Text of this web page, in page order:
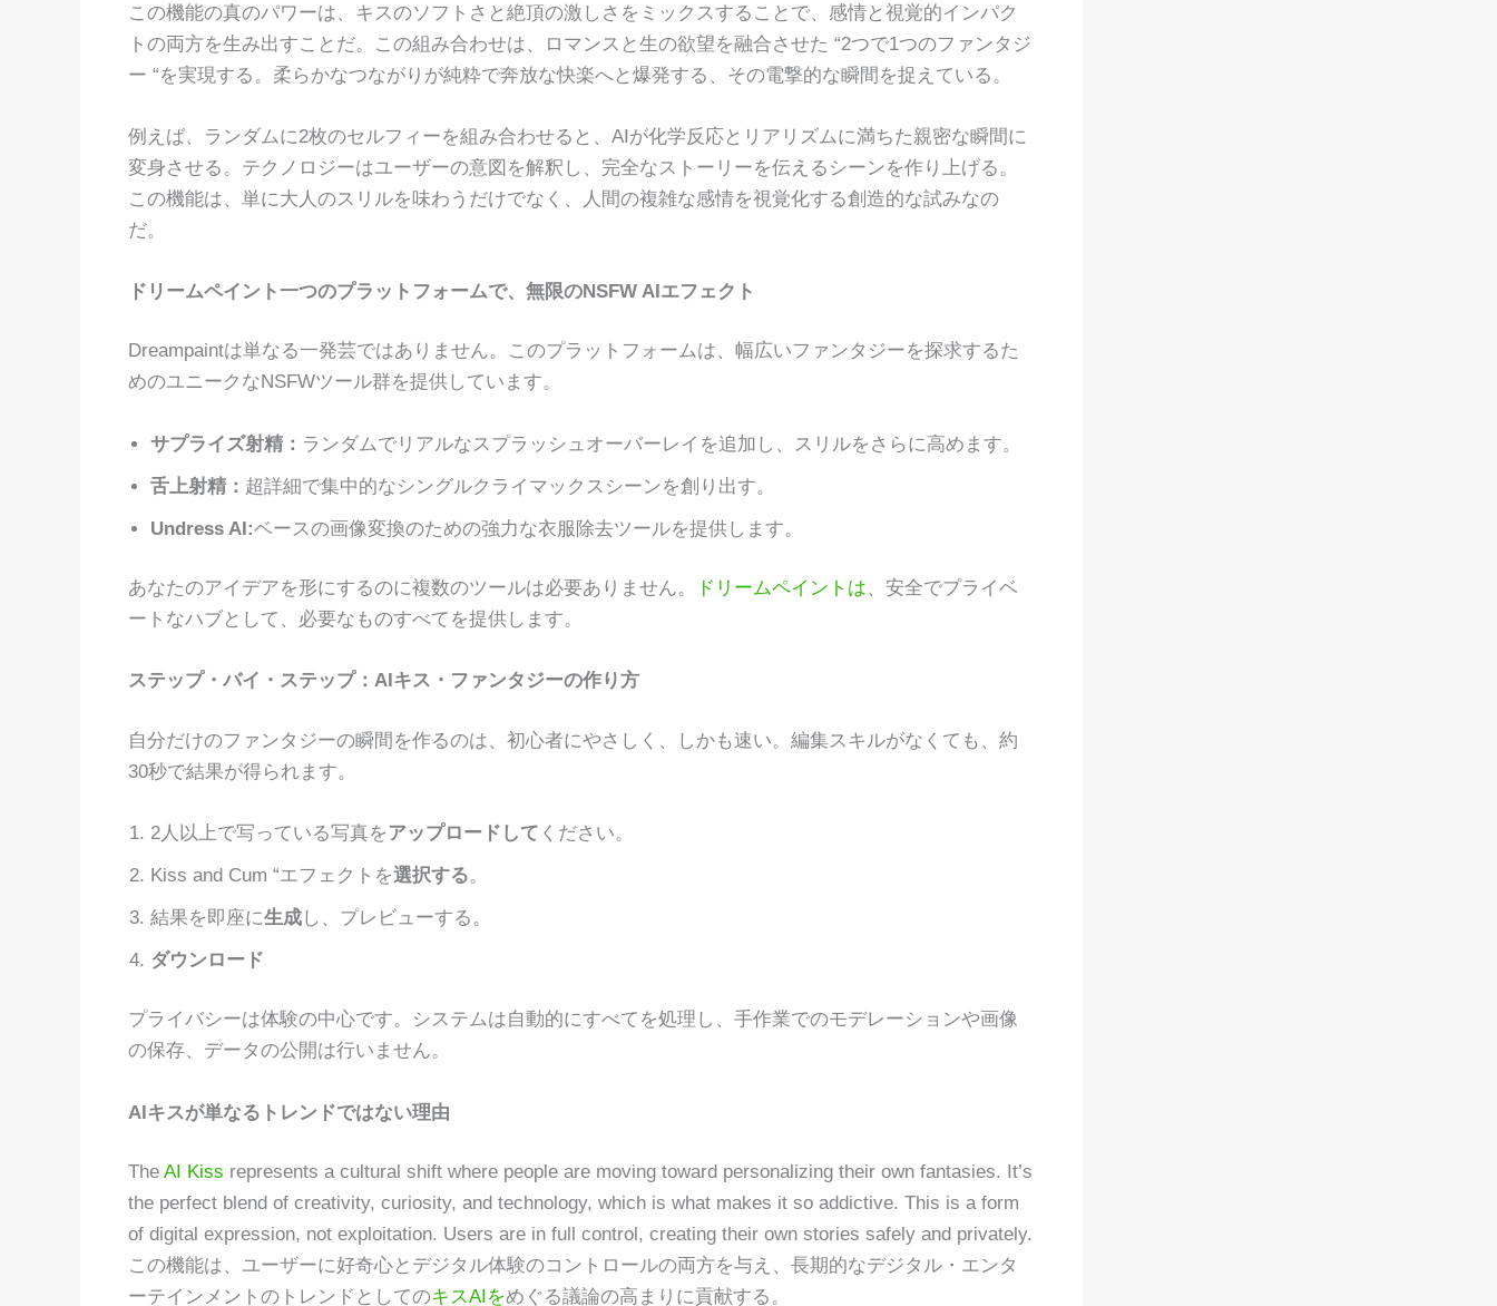
この機能の真のパワーは、キスのソフトさと絶頂の激しさをミックスすることで、感情と視覚的インパク
トの両方を生み出すことだ。この組み合わせは、ロマンスと生の欲望を融合させた “2つで1つのファンタジ
ー “を実現する。柔らかなつながりが純粋で奔放な快楽へと爆発する、その電撃的な瞬間を捉えている。
例えば、ランダムに2枚のセルフィーを組み合わせると、AIが化学反応とリアリズムに満ちた親密な瞬間に
変身させる。テクノロジーはユーザーの意図を解釈し、完全なストーリーを伝えるシーンを作り上げる。
この機能は、単に大人のスリルを味わうだけでなく、人間の複雑な感情を視覚化する創造的な試みなの
だ。
ドリームペイント一つのプラットフォームで、無限のNSFW AIエフェクト
Dreampaintは単なる一発芸ではありません。このプラットフォームは、幅広いファンタジーを探求するた
めのユニークなNSFWツール群を提供しています。
サプライズ射精： ランダムでリアルなスプラッシュオーバーレイを追加し、スリルをさらに高めます。
舌上射精： 超詳細で集中的なシングルクライマックスシーンを創り出す。
Undress AI:ベースの画像変換のための強力な衣服除去ツールを提供します。
あなたのアイデアを形にするのに複数のツールは必要ありません。 ドリームペイントは、安全でプライベ
ートなハブとして、必要なものすべてを提供します。
ステップ・バイ・ステップ：AIキス・ファンタジーの作り方
自分だけのファンタジーの瞬間を作るのは、初心者にやさしく、しかも速い。編集スキルがなくても、約
30秒で結果が得られます。
2人以上で写っている写真をアップロードして ください。
Kiss and Cum “エフェクトを選択する。
結果を即座に生成し、プレビューする。
ダウンロード
プライバシーは体験の中心です。システムは自動的にすべてを処理し、手作業でのモデレーションや画像
の保存、データの公開は行いません。
AIキスが単なるトレンドではない理由
The AI Kiss represents a cultural shift where people are moving toward personalizing their own fantasies. It’s
the perfect blend of creativity, curiosity, and technology, which is what makes it so addictive. This is a form
of digital expression, not exploitation. Users are in full control, creating their own stories safely and privately.
この機能は、ユーザーに好奇心とデジタル体験のコントロールの両方を与え、長期的なデジタル・エンタ
ーテインメントのトレンドとしてのキスAIをめぐる議論の高まりに貢献する。